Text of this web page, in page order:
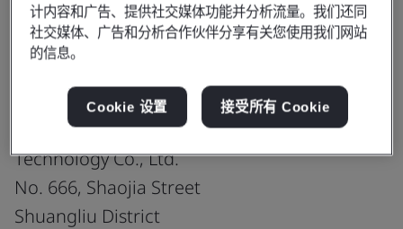
ANSI/ESD S20.20-2021
Chengdu Superxon Communication
Technology Co., Ltd.
No. 666, Shaojia Street
Shuangliu District
计内容和广告、提供社交媒体功能并分析流量。我们还同
社交媒体、广告和分析合作伙伴分享有关您使用我们网站
的信息。
Cookie 设置 接受所有 Cookie